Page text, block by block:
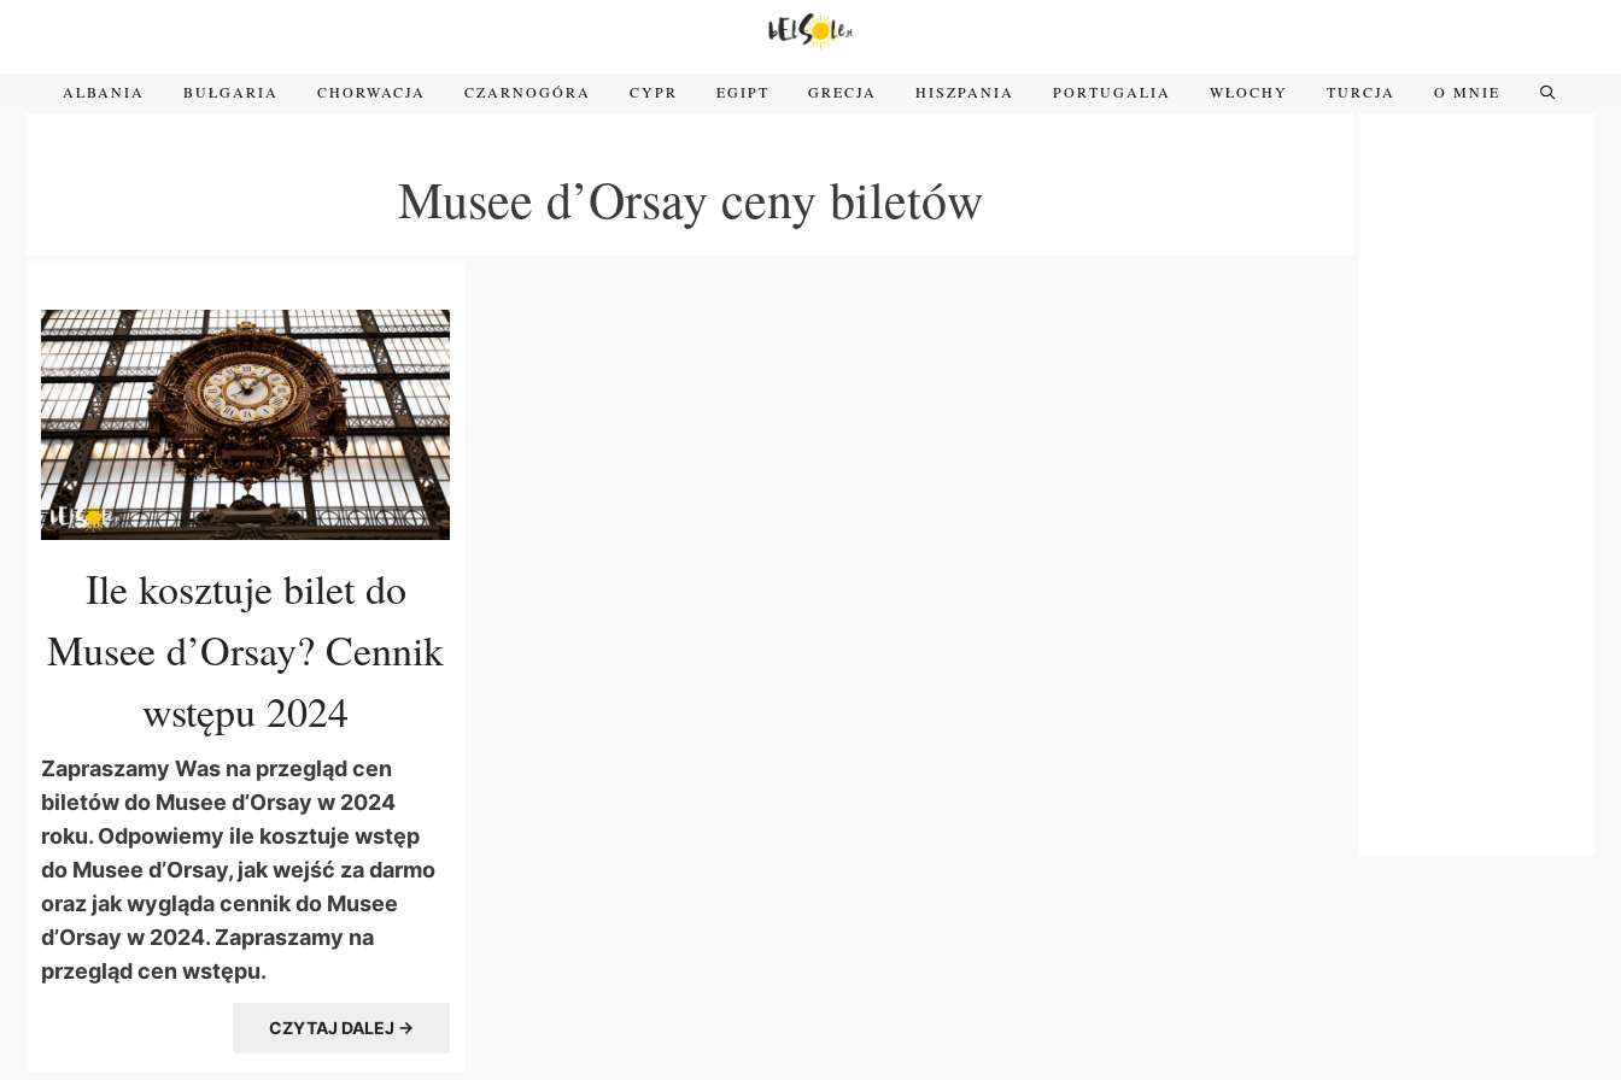
ALBANIA BUŁGARIA CHORWACJA CZARNOGÓRA CYPR EGIPT GRECJA HISZPANIA PORTUGALIA WŁOCHY TURCJA O MNIE
Musee d’Orsay ceny biletów
Ile kosztuje bilet do
Musee d’Orsay? Cennik
wstępu 2024
Zapraszamy Was na przegląd cen
biletów do Musee d’Orsay w 2024
roku. Odpowiemy ile kosztuje wstęp
do Musee d’Orsay, jak wejść za darmo
oraz jak wygląda cennik do Musee
d’Orsay w 2024. Zapraszamy na
przegląd cen wstępu.
CZYTAJ DALEJ →